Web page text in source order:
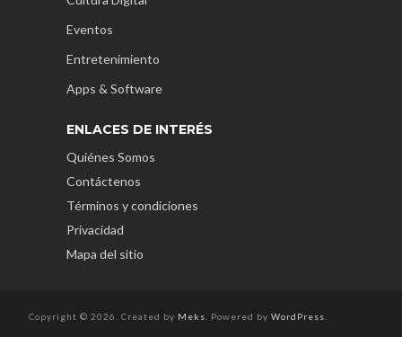
Eventos
Entretenimiento
Apps & Software
ENLACES DE INTERÉS
Quiénes Somos
Contáctenos
Términos y condiciones
Privacidad
Mapa del sitio
Copyright © 2026. Created by Meks . Powered by WordPress